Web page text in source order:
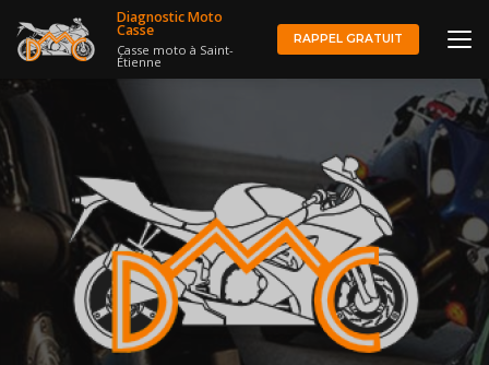
au
contenu
Diagnostic Moto
Casse
Casse moto à Saint-
Étienne
RAPPEL GRATUIT